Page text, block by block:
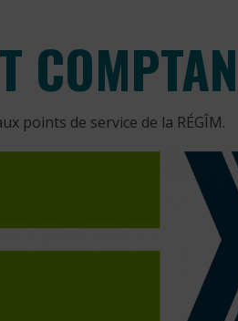
points de service de la RÉGÎM.